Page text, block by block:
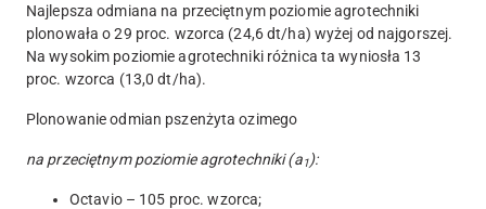
Najlepsza odmiana na przeciętnym poziomie agrotechniki
plonowała o 29 proc. wzorca (24,6 dt/ha) wyżej od najgorszej.
Na wysokim poziomie agrotechniki różnica ta wyniosła 13
proc. wzorca (13,0 dt/ha).
Plonowanie odmian pszenżyta ozimego
na przeciętnym poziomie agrotechniki (a1):
Octavio – 105 proc. wzorca;